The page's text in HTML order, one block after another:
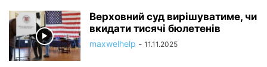
Верховний суд вирішуватиме, чи
вкидати тисячі бюлетенів
maxwelhelp - 11.11.2025